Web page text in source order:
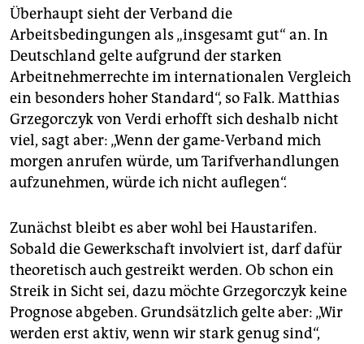
Überhaupt sieht der Verband die
Arbeitsbedingungen als „insgesamt gut“ an. In
Deutschland gelte aufgrund der starken
Arbeitnehmerrechte im internationalen Vergleich
ein besonders hoher Standard“, so Falk. Matthias
Grzegorczyk von Verdi erhofft sich deshalb nicht
viel, sagt aber: „Wenn der game-Verband mich
morgen anrufen würde, um Tarifverhandlungen
aufzunehmen, würde ich nicht auflegen“.
Zunächst bleibt es aber wohl bei Haustarifen.
Sobald die Gewerkschaft involviert ist, darf dafür
theoretisch auch gestreikt werden. Ob schon ein
Streik in Sicht sei, dazu möchte Grzegorczyk keine
Prognose abgeben. Grundsätzlich gelte aber: „Wir
werden erst aktiv, wenn wir stark genug sind“,